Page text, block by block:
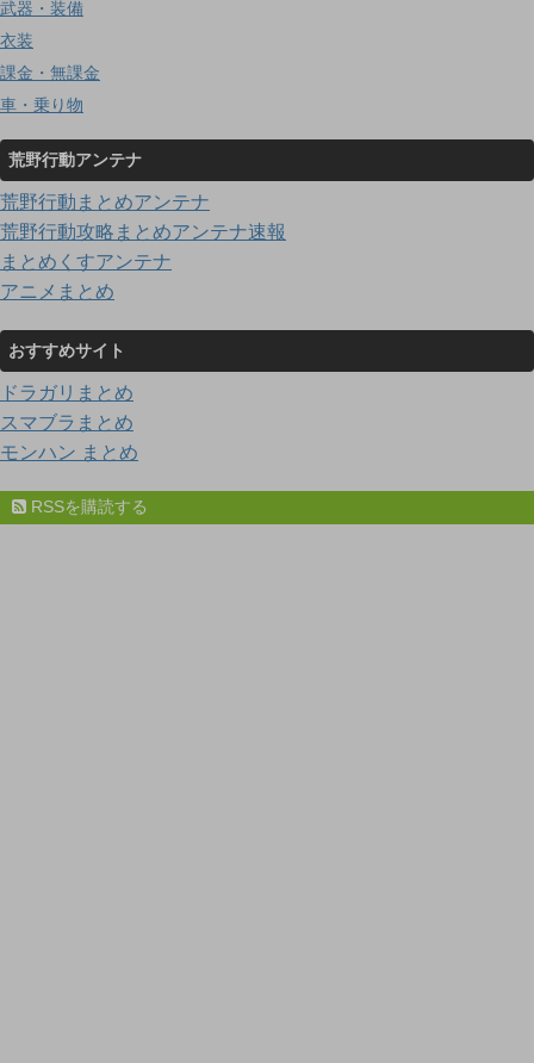
武器・装備
衣装
課金・無課金
車・乗り物
荒野行動アンテナ
荒野行動まとめアンテナ
荒野行動攻略まとめアンテナ速報
まとめくすアンテナ
アニメまとめ
おすすめサイト
ドラガリまとめ
スマブラまとめ
モンハン まとめ
RSSを購読する